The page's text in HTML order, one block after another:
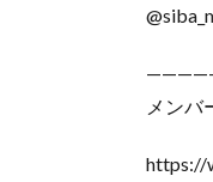
メン
https://